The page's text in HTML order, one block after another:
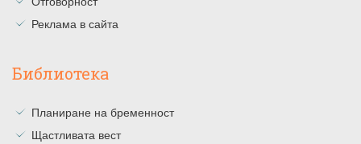
Реклама в сайта
Библиотека
Планиране на бременност
Щастливата вест